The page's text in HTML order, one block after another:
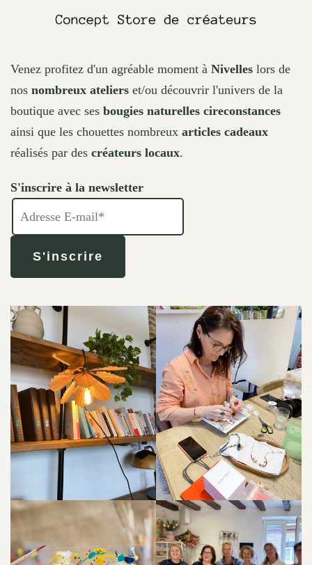
Venez profitez d'un agréable moment à Nivelles lors de
nos nombreux ateliers et/ou découvrir l'univers de la
boutique avec ses bougies naturelles cireconstances
ainsi que les chouettes nombreux articles cadeaux
réalisés par des créateurs locaux.
S'inscrire à la newsletter